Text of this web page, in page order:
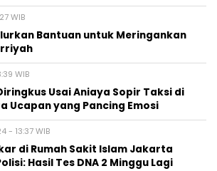
WIB
Bantuan untuk Meringankan
WIB
Usai Aniaya Sopir Taksi di
Ucapan yang Pancing Emosi
- 13:37 WIB
di Rumah Sakit Islam Jakarta
Hasil Tes DNA 2 Minggu Lagi